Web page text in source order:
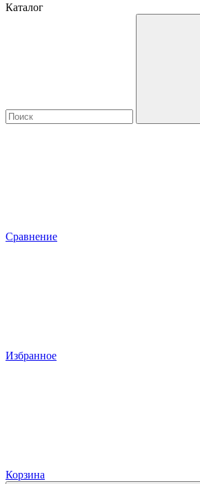
Каталог
Сравнение
Избранное
Корзина